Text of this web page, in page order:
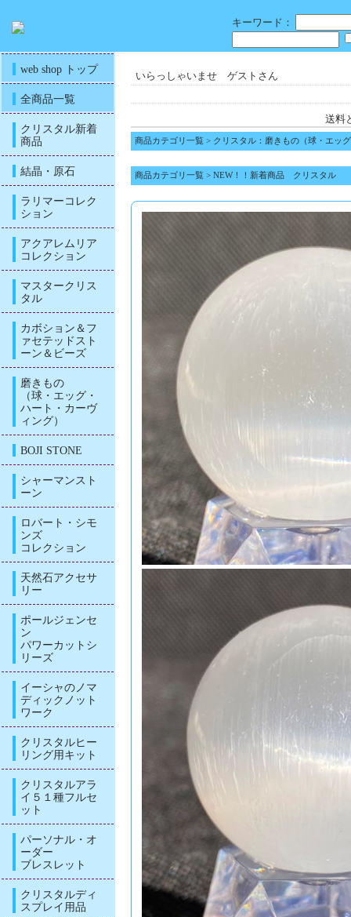
キーワード：
web shop トップ
全商品一覧
クリスタル新着
商品
結晶・原石
ラリマーコレク
ション
アクアレムリア
コレクション
マスタークリス
タル
カボション＆フ
ァセテッドスト
ーン＆ビーズ
磨きもの
（球・エッグ・
ハート・カーヴ
ィング）
BOJI STONE
シャーマンスト
ーン
ロバート・シモ
ンズ
コレクション
天然石アクセサ
リー
ポールジェンセ
ン
パワーカットシ
リーズ
イーシャのノマ
ディックノット
ワーク
クリスタルヒー
リング用キット
クリスタルアラ
イ５１種フルセ
ット
パーソナル・オ
ーダー
ブレスレット
クリスタルディ
スプレイ用品
いらっしゃいませ ゲストさん
送料
商品カテゴリ一覧 > クリスタル：磨きもの（球・エッ
商品カテゴリ一覧 > NEW！！新着商品 クリスタル